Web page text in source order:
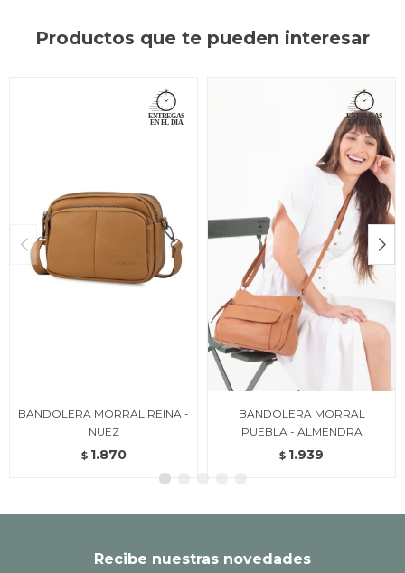
Productos que te pueden interesar
BANDOLERA MORRAL REINA -
NUEZ
$ 1.870
BANDOLERA MORRAL
PUEBLA - ALMENDRA
$ 1.939
Recibe nuestras novedades